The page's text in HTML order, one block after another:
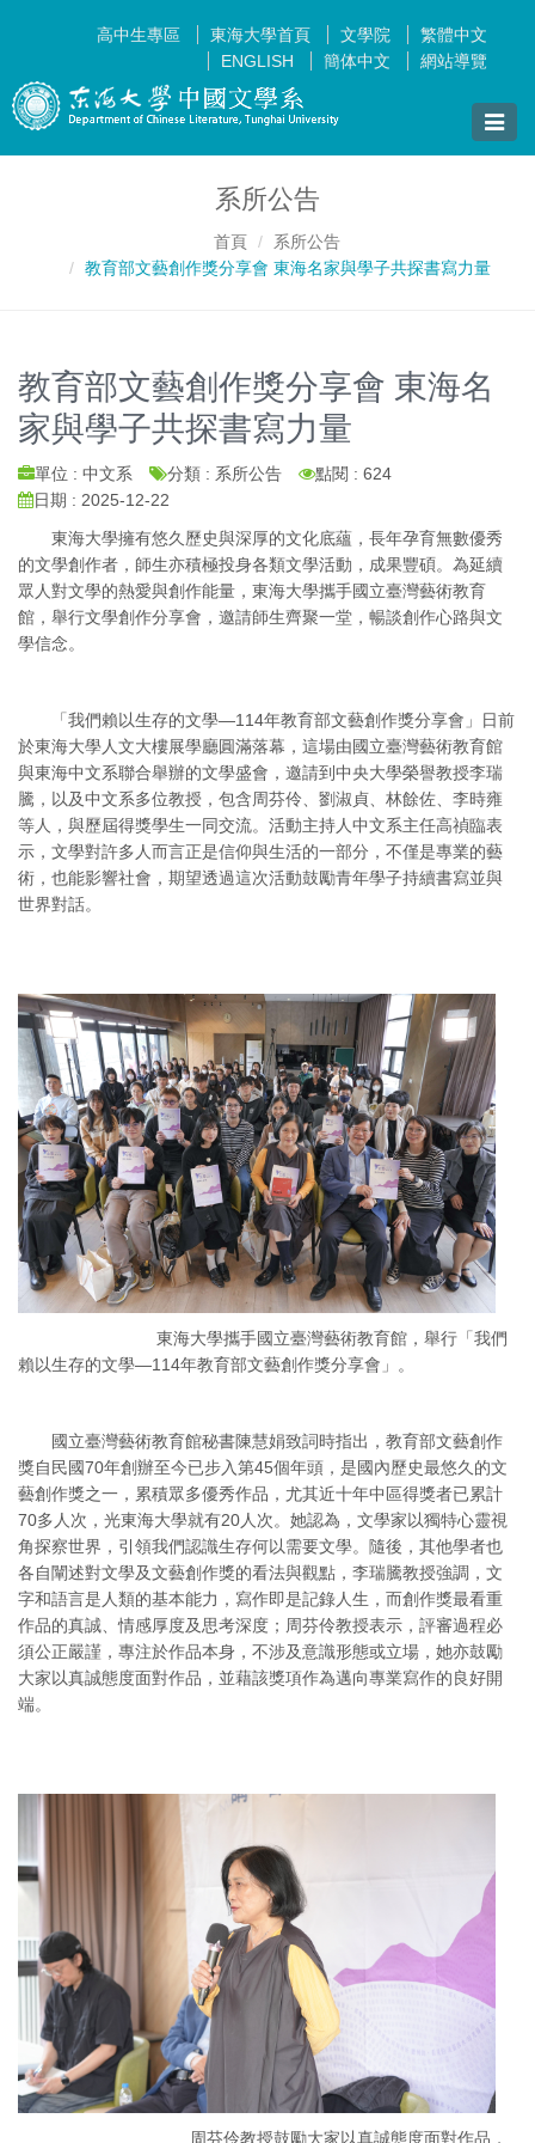
高中生專區 東海大學首頁 文學院
繁體中文
ENGLISH
簡体中文 網站導覽
Toggle
系所公告
首頁
系所公告
教育部文藝創作獎分享會 東海名家與學子共探書寫力量
教育部文藝創作獎分享會 東海名
家與學子共探書寫力量
單位 : 中文系 分類 : 系所公告
點閱 : 624
日期 : 2025-12-22
東海大學擁有悠久歷史與深厚的文化底蘊，長年孕育無數優秀
的文學創作者，師生亦積極投身各類文學活動，成果豐碩。為延續
眾人對文學的熱愛與創作能量，東海大學攜手國立臺灣藝術教育
館，舉行文學創作分享會，邀請師生齊聚一堂，暢談創作心路與文
學信念。
「我們賴以生存的文學—114年教育部文藝創作獎分享會」日前
於東海大學人文大樓展學廳圓滿落幕，這場由國立臺灣藝術教育館
與東海中文系聯合舉辦的文學盛會，邀請到中央大學榮譽教授李瑞
騰，以及中文系多位教授，包含周芬伶、劉淑貞、林餘佐、李時雍
等人，與歷屆得獎學生一同交流。活動主持人中文系主任高禎臨表
示，文學對許多人而言正是信仰與生活的一部分，不僅是專業的藝
術，也能影響社會，期望透過這次活動鼓勵青年學子持續書寫並與
世界對話。
東海大學攜手國立臺灣藝術教育館，舉行「我們
賴以生存的文學—114年教育部文藝創作獎分享會」。
國立臺灣藝術教育館秘書陳慧娟致詞時指出，教育部文藝創作
獎自民國70年創辦至今已步入第45個年頭，是國內歷史最悠久的文
藝創作獎之一，累積眾多優秀作品，尤其近十年中區得獎者已累計
70多人次，光東海大學就有20人次。她認為，文學家以獨特心靈視
角探察世界，引領我們認識生存何以需要文學。隨後，其他學者也
各自闡述對文學及文藝創作獎的看法與觀點，李瑞騰教授強調，文
字和語言是人類的基本能力，寫作即是記錄人生，而創作獎最看重
作品的真誠、情感厚度及思考深度；周芬伶教授表示，評審過程必
須公正嚴謹，專注於作品本身，不涉及意識形態或立場，她亦鼓勵
大家以真誠態度面對作品，並藉該獎項作為邁向專業寫作的良好開
端。
周芬伶教授鼓勵大家以真誠態度面對作品，